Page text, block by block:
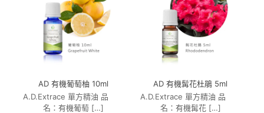
AD 有機葡萄柚 10ml
A.D.Extrace 單方精油 品
名：有機葡萄 […]
AD 有機髯花杜鵑 5ml
A.D.Extrace 單方精油 品
名：有機髯花[…]